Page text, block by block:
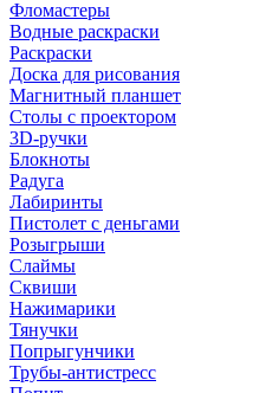
Фломастеры
Водные раскраски
Раскраски
Доска для рисования
Магнитный планшет
Столы с проектором
3D-ручки
Блокноты
Радуга
Лабиринты
Пистолет с деньгами
Розыгрыши
Слаймы
Сквиши
Нажимарики
Тянучки
Попрыгунчики
Трубы-антистресс